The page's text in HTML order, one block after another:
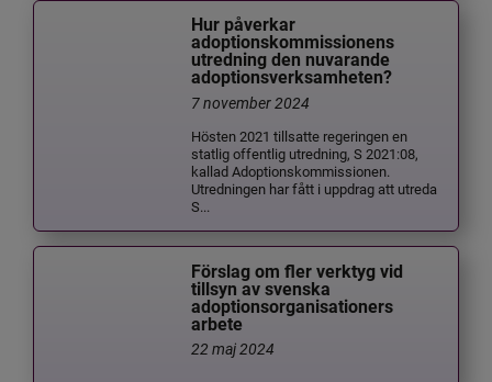
Hur påverkar
adoptionskommissionens
utredning den nuvarande
adoptionsverksamheten?
7 november 2024
Hösten 2021 tillsatte regeringen en
statlig offentlig utredning, S 2021:08,
kallad Adoptionskommissionen.
Utredningen har fått i uppdrag att utreda
S...
Förslag om fler verktyg vid
tillsyn av svenska
adoptionsorganisationers
arbete
22 maj 2024